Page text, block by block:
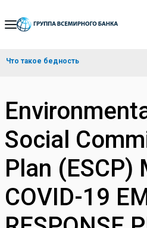
Skip
Navigation
Что такое бедность
Social
Plan (ESCP)
COVID-19